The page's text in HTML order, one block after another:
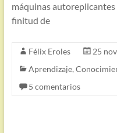
máquinas
finitud de
Félix Eroles
25
Aprendizaje,
5 comentarios